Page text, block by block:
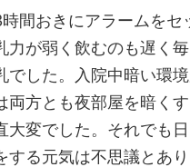
間おきにアラームをセ
力が弱く飲むのも遅く
でした。入院中暗い環
両方とも夜部屋を暗く
大変でした。それでも
する元気は不思議とあり